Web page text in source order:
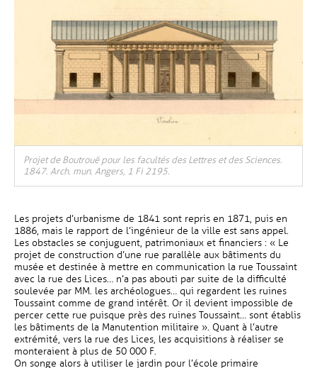
Projet de Boutrouë pour les facultés des Lettres et des Sciences.
1847. Arch. mun. Angers, 1 Fi 2195.
Les projets d’urbanisme de 1841 sont repris en 1871, puis en
1886, mais le rapport de l’ingénieur de la ville est sans appel.
Les obstacles se conjuguent, patrimoniaux et financiers : « Le
projet de construction d’une rue parallèle aux bâtiments du
musée et destinée à mettre en communication la rue Toussaint
avec la rue des Lices… n’a pas abouti par suite de la difficulté
soulevée par MM. les archéologues… qui regardent les ruines
Toussaint comme de grand intérêt. Or il devient impossible de
percer cette rue puisque près des ruines Toussaint… sont établis
les bâtiments de la Manutention militaire ». Quant à l’autre
extrémité, vers la rue des Lices, les acquisitions à réaliser se
monteraient à plus de 50 000 F.
On songe alors à utiliser le jardin pour l’école primaire